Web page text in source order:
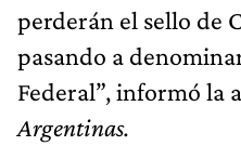
perderán el sello de
pasando a
Federal”, informó la
Argentinas.